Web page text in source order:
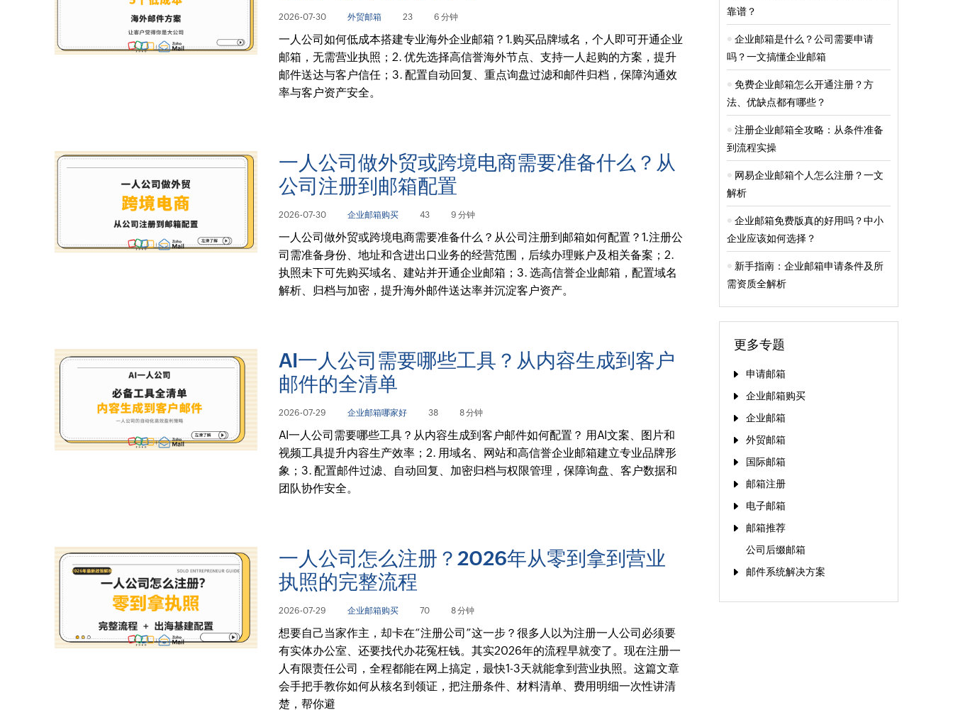
2026-07-30 外贸邮箱 23 6 分钟
一人公司如何低成本搭建专业海外企业邮箱？1.购买品牌域名，个人即可开通企业
邮箱，无需营业执照；2. 优先选择高信誉海外节点、支持一人起购的方案，提升
邮件送达与客户信任；3. 配置自动回复、重点询盘过滤和邮件归档，保障沟通效
率与客户资产安全。
一人公司做外贸或跨境电商需要准备什么？从
公司注册到邮箱配置
2026-07-30 企业邮箱购买 43 9 分钟
一人公司做外贸或跨境电商需要准备什么？从公司注册到邮箱如何配置？1.注册公
司需准备身份、地址和含进出口业务的经营范围，后续办理账户及相关备案；2.
执照未下可先购买域名、建站并开通企业邮箱；3. 选高信誉企业邮箱，配置域名
解析、归档与加密，提升海外邮件送达率并沉淀客户资产。
AI一人公司需要哪些工具？从内容生成到客户
邮件的全清单
2026-07-29 企业邮箱哪家好 38 8 分钟
AI一人公司需要哪些工具？从内容生成到客户邮件如何配置？ 用AI文案、图片和
视频工具提升内容生产效率；2. 用域名、网站和高信誉企业邮箱建立专业品牌形
象；3. 配置邮件过滤、自动回复、加密归档与权限管理，保障询盘、客户数据和
团队协作安全。
一人公司怎么注册？2026年从零到拿到营业
执照的完整流程
2026-07-29 企业邮箱购买 70 8 分钟
想要自己当家作主，却卡在“注册公司”这一步？很多人以为注册一人公司必须要
有实体办公室、还要找代办花冤枉钱。其实2026年的流程早就变了。现在注册一
人有限责任公司，全程都能在网上搞定，最快1-3天就能拿到营业执照。这篇文章
会手把手教你如何从核名到领证，把注册条件、材料清单、费用明细一次性讲清
楚，帮你避
靠谱？
企业邮箱是什么？公司需要申请
吗？一文搞懂企业邮箱
免费企业邮箱怎么开通注册？方
法、优缺点都有哪些？
注册企业邮箱全攻略：从条件准备
到流程实操
网易企业邮箱个人怎么注册？一文
解析
企业邮箱免费版真的好用吗？中小
企业应该如何选择？
新手指南：企业邮箱申请条件及所
需资质全解析
更多专题
申请邮箱
企业邮箱购买
企业邮箱
外贸邮箱
国际邮箱
邮箱注册
电子邮箱
邮箱推荐
公司后缀邮箱
邮件系统解决方案